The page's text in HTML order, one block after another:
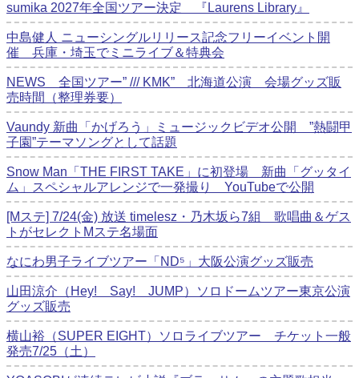
sumika 2027年全国ツアー決定 『Laurens Library』
中島健人 ニューシングルリリース記念フリーイベント開
催 兵庫・埼玉でミニライブ＆特典会
NEWS 全国ツアー” /// KMK” 北海道公演 会場グッズ販
売時間（整理券要）
Vaundy 新曲「かげろう」ミュージックビデオ公開 ”熱闘甲
子園”テーマソングとして話題
Snow Man「THE FIRST TAKE」に初登場 新曲「グッタイ
ム」スペシャルアレンジで一発撮り YouTubeで公開
[Mステ] 7/24(金) 放送 timelesz・乃木坂ら7組 歌唱曲＆ゲス
トがセレクトMステ名場面
なにわ男子ライブツアー「ND⁵」大阪公演グッズ販売
山田涼介（Hey! Say! JUMP）ソロドームツアー東京公演
グッズ販売
横山裕（SUPER EIGHT）ソロライブツアー チケット一般
発売7/25（土）